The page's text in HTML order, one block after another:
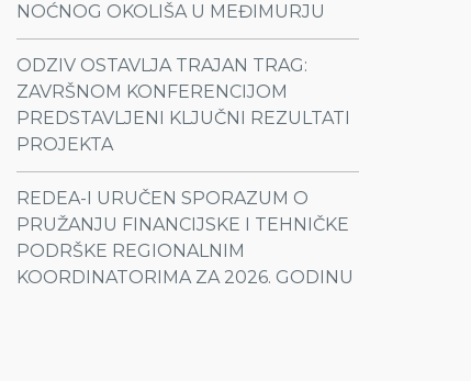
NOĆNOG OKOLIŠA U MEĐIMURJU
ODZIV OSTAVLJA TRAJAN TRAG:
ZAVRŠNOM KONFERENCIJOM
PREDSTAVLJENI KLJUČNI REZULTATI
PROJEKTA
REDEA-I URUČEN SPORAZUM O
PRUŽANJU FINANCIJSKE I TEHNIČKE
PODRŠKE REGIONALNIM
KOORDINATORIMA ZA 2026. GODINU